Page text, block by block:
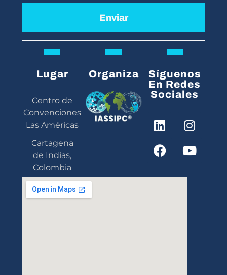
Enviar
Lugar
Centro de
Convenciones
Las Américas
Cartagena
de Indias,
Colombia
Organiza
Síguenos
En Redes
Sociales